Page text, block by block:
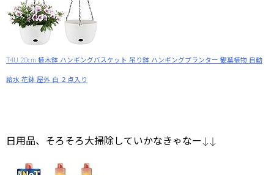
T4U 20cm 植木鉢 ハンギングバスケット 吊り鉢 ハンギングプランター 観葉植物 自動
給水 花鉢 屋外 白 ２点入り
日用品、そろそろ大掃除していかなきゃなー↓↓